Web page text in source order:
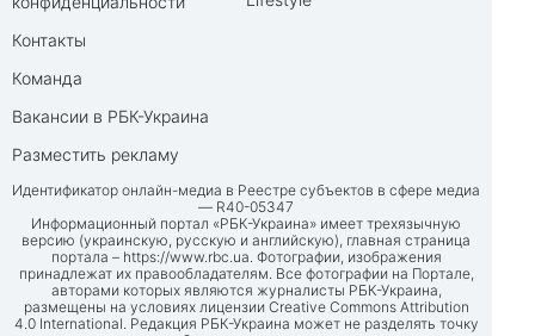
Контакты
Команда
Вакансии в РБК-Украина
Разместить рекламу
Идентификатор онлайн-медиа в Реестре субъектов в сфере медиа
— R40-05347
Информационный портал «РБК-Украина» имеет трехязычную
версию (украинскую, русскую и английскую), главная страница
портала – https://www.rbc.ua . Фотографии, изображения
принадлежат их правообладателям. Все фотографии на Портале,
авторами которых являются журналисты РБК-Украина,
размещены на условиях лицензии Creative Commons Attribution
4.0 International. Редакция РБК-Украина может не разделять точку